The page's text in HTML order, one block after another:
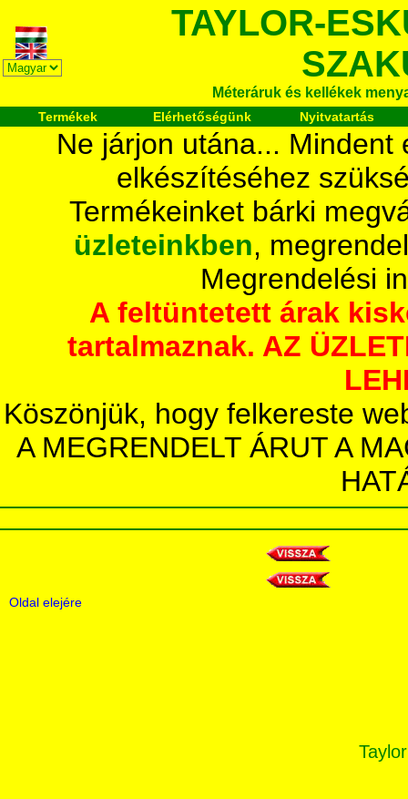
TAYLOR-
Méteráruk és kellékek
Termékek Elérhetőségünk Nyitvatartás
Ne járjon utána...
elkészítéséhez
Termékeinket bárki
üzleteinkben,
Megrendelési
A feltüntetett árak
tartalmaznak. AZ
Köszönjük, hogy felkereste
A MEGRENDELT ÁRUT A
Oldal elejére